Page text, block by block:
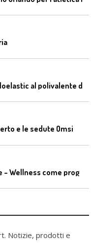
e le sedute Omsi
Notizie, prodotti e